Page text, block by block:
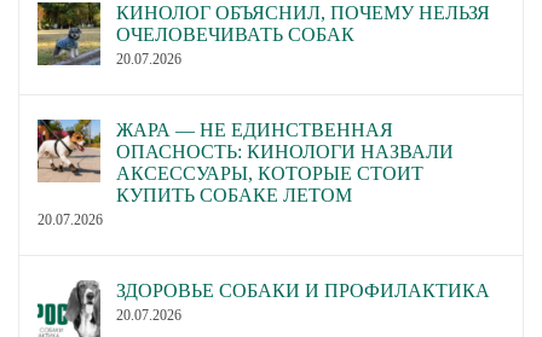
КИНОЛОГ ОБЪЯСНИЛ, ПОЧЕМУ НЕЛЬЗЯ
ОЧЕЛОВЕЧИВАТЬ СОБАК
20.07.2026
ЖАРА — НЕ ЕДИНСТВЕННАЯ
ОПАСНОСТЬ: КИНОЛОГИ НАЗВАЛИ
АКСЕССУАРЫ, КОТОРЫЕ СТОИТ
КУПИТЬ СОБАКЕ ЛЕТОМ
20.07.2026
ЗДОРОВЬЕ СОБАКИ И ПРОФИЛАКТИКА
20.07.2026